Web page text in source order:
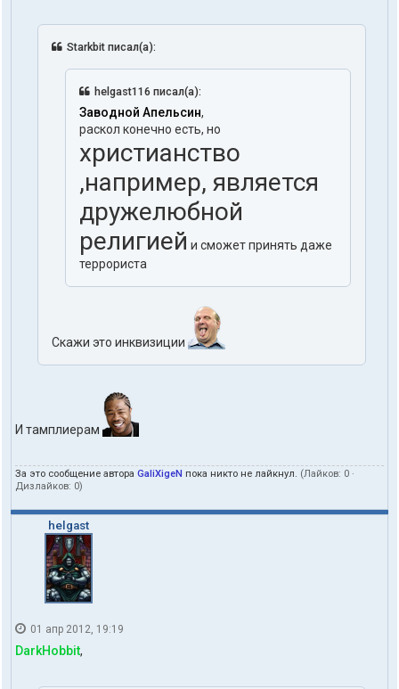
Starkbit писал(а):
helgast116 писал(а):
Заводной Апельсин,
раскол конечно есть, но
христианство
,например, является
дружелюбной
религией и сможет принять даже
террориста
Скажи это инквизиции
И тамплиерам
За это сообщение автора GaliXigeN пока никто не лайкнул. (Лайков: 0 ·
Дизлайков: 0)
helgast
01 апр 2012, 19:19
DarkHobbit,